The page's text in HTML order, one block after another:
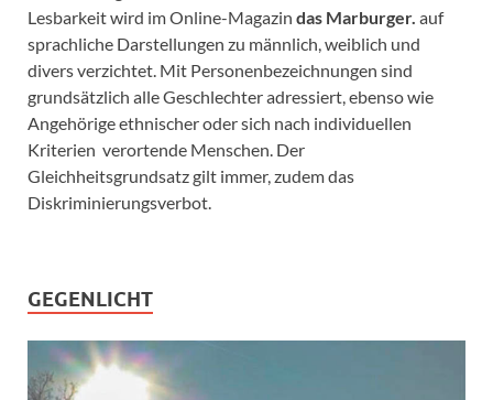
Lesbarkeit wird im Online-Magazin das Marburger. auf
sprachliche Darstellungen zu männlich, weiblich und
divers verzichtet. Mit Personenbezeichnungen sind
grundsätzlich alle Geschlechter adressiert, ebenso wie
Angehörige ethnischer oder sich nach individuellen
Kriterien verortende Menschen. Der
Gleichheitsgrundsatz gilt immer, zudem das
Diskriminierungsverbot.
GEGENLICHT